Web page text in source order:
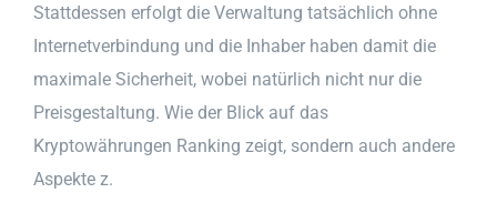
Stattdessen erfolgt die Verwaltung tatsächlich ohne
Internetverbindung und die Inhaber haben damit die
maximale Sicherheit, wobei natürlich nicht nur die
Preisgestaltung. Wie der Blick auf das
Kryptowährungen Ranking zeigt, sondern auch andere
Aspekte z.